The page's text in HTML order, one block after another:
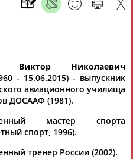
Расширенный поиск
Мария
АБАКУМОВА
Юлия
АБАЛАКИНА
Виктор Николаевич
- 15.06.2015) - выпускник
авиационного училища
ДОСААФ (1981).
мастер спорта
спорт, 1996).
тренер России (2002).